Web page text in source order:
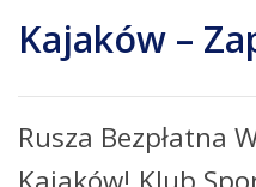
Kajaków –
Rusza Bezpłatna